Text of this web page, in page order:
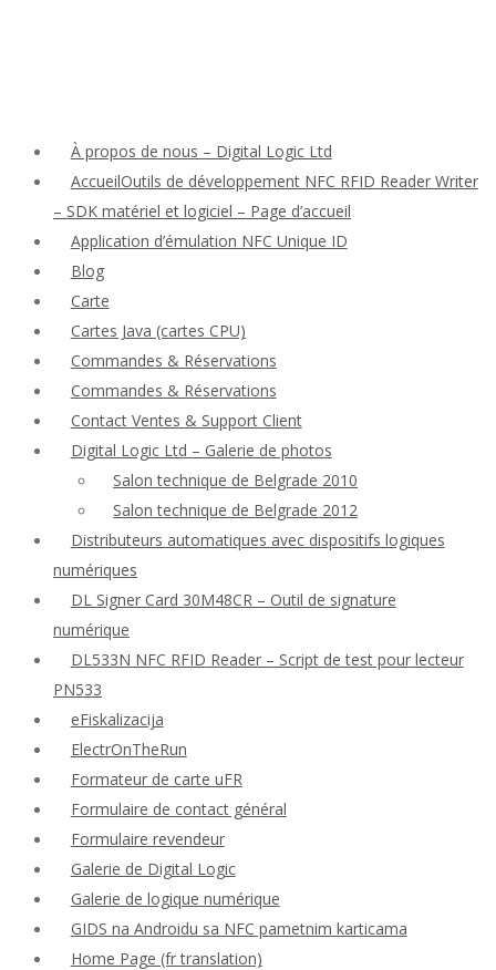
À propos de nous – Digital Logic Ltd
AccueilOutils de développement NFC RFID Reader Writer
– SDK matériel et logiciel – Page d’accueil
Application d’émulation NFC Unique ID
Blog
Carte
Cartes Java (cartes CPU)
Commandes & Réservations
Commandes & Réservations
Contact Ventes & Support Client
Digital Logic Ltd – Galerie de photos
Salon technique de Belgrade 2010
Salon technique de Belgrade 2012
Distributeurs automatiques avec dispositifs logiques
numériques
DL Signer Card 30M48CR – Outil de signature
numérique
DL533N NFC RFID Reader – Script de test pour lecteur
PN533
eFiskalizacija
ElectrOnTheRun
Formateur de carte uFR
Formulaire de contact général
Formulaire revendeur
Galerie de Digital Logic
Galerie de logique numérique
GIDS na Androidu sa NFC pametnim karticama
Home Page (fr translation)